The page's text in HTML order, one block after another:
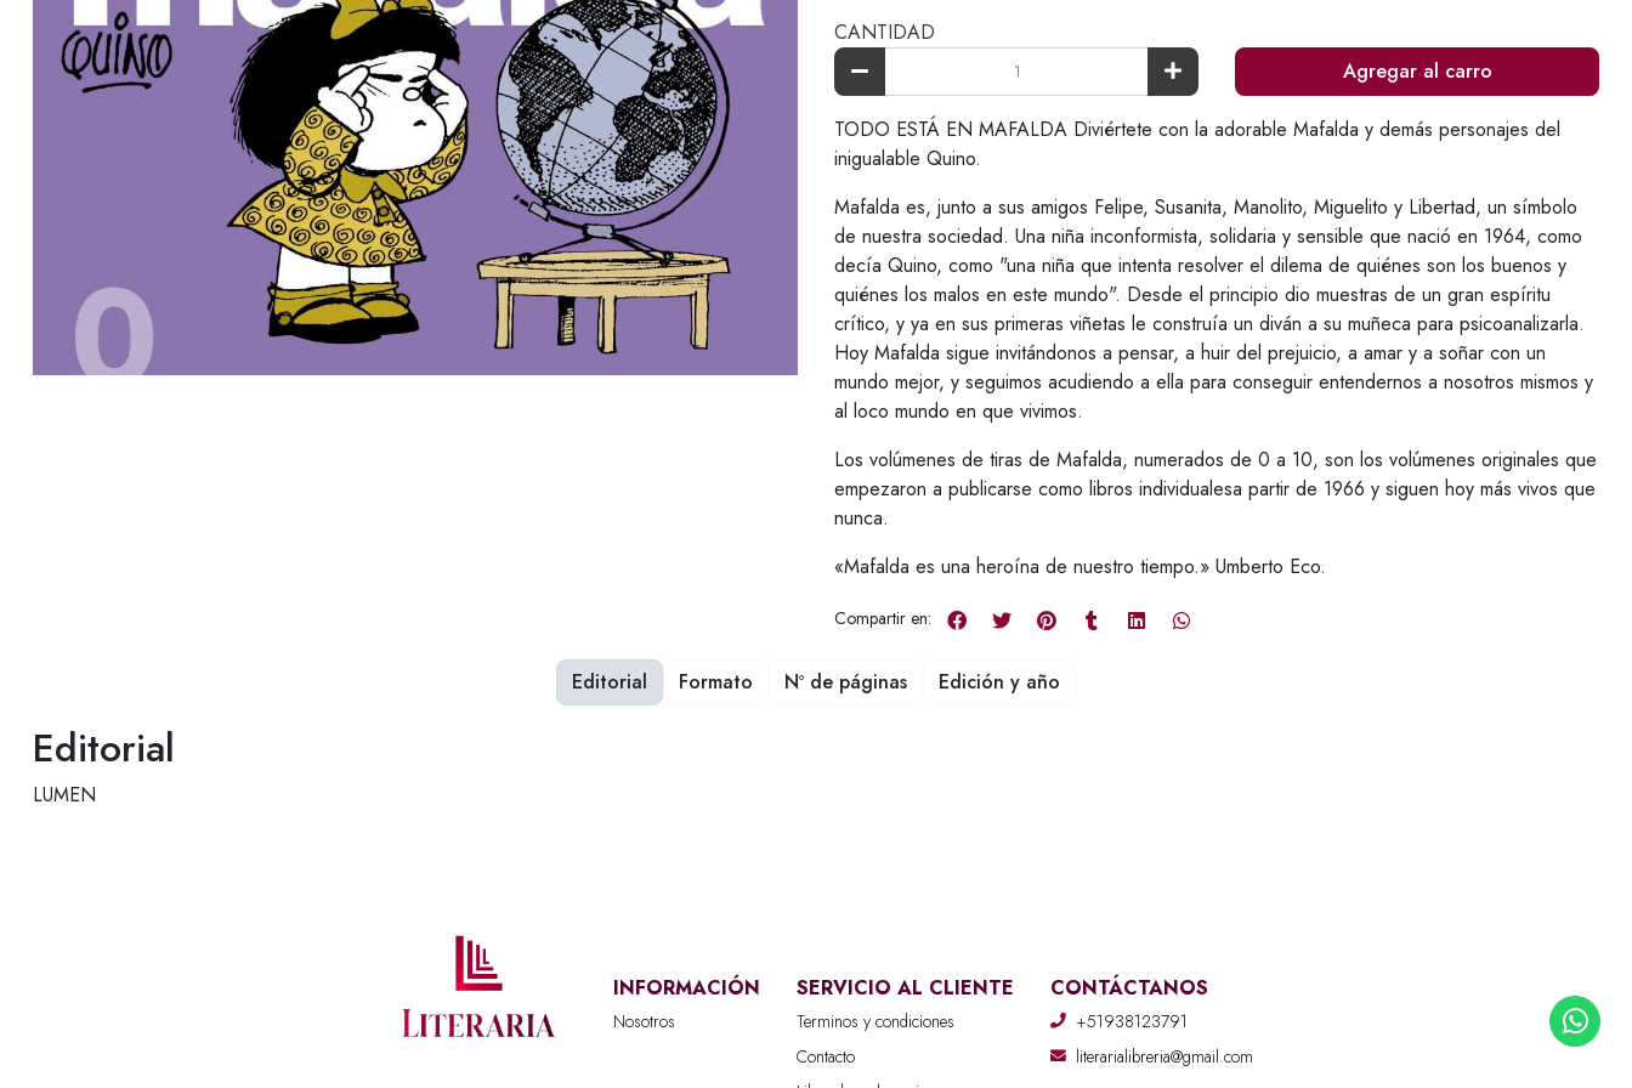
CANTIDAD
Agregar al carro
TODO ESTÁ EN MAFALDA Diviértete con la adorable Mafalda y demás personajes del
inigualable Quino.
Mafalda es, junto a sus amigos Felipe, Susanita, Manolito, Miguelito y Libertad, un símbolo
de nuestra sociedad. Una niña inconformista, solidaria y sensible que nació en 1964, como
decía Quino, como "una niña que intenta resolver el dilema de quiénes son los buenos y
quiénes los malos en este mundo". Desde el principio dio muestras de un gran espíritu
crítico, y ya en sus primeras viñetas le construía un diván a su muñeca para psicoanalizarla.
Hoy Mafalda sigue invitándonos a pensar, a huir del prejuicio, a amar y a soñar con un
mundo mejor, y seguimos acudiendo a ella para conseguir entendernos a nosotros mismos y
al loco mundo en que vivimos.
Los volúmenes de tiras de Mafalda, numerados de 0 a 10, son los volúmenes originales que
empezaron a publicarse como libros individualesa partir de 1966 y siguen hoy más vivos que
nunca.
«Mafalda es una heroína de nuestro tiempo.» Umberto Eco.
Compartir en:
Editorial
LUMEN
Editorial Formato Nº de páginas Edición y año
INFORMACIÓN
Nosotros
SERVICIO AL CLIENTE
Terminos y condiciones
Contacto
CONTÁCTANOS
+51938123791
literarialibreria@gmail.com